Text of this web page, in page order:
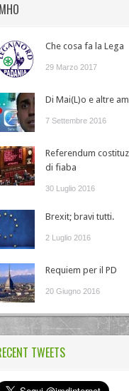
Che cosa fa la Lega
29 Marzo 2017
Di Mai(L)o e altre
7 Settembre 2016
Referendum
di fiaba
30 Luglio 2016
Brexit; bravi tutti.
2 Luglio 2016
Requiem per il PD
20 Giugno 2016
TWEETS